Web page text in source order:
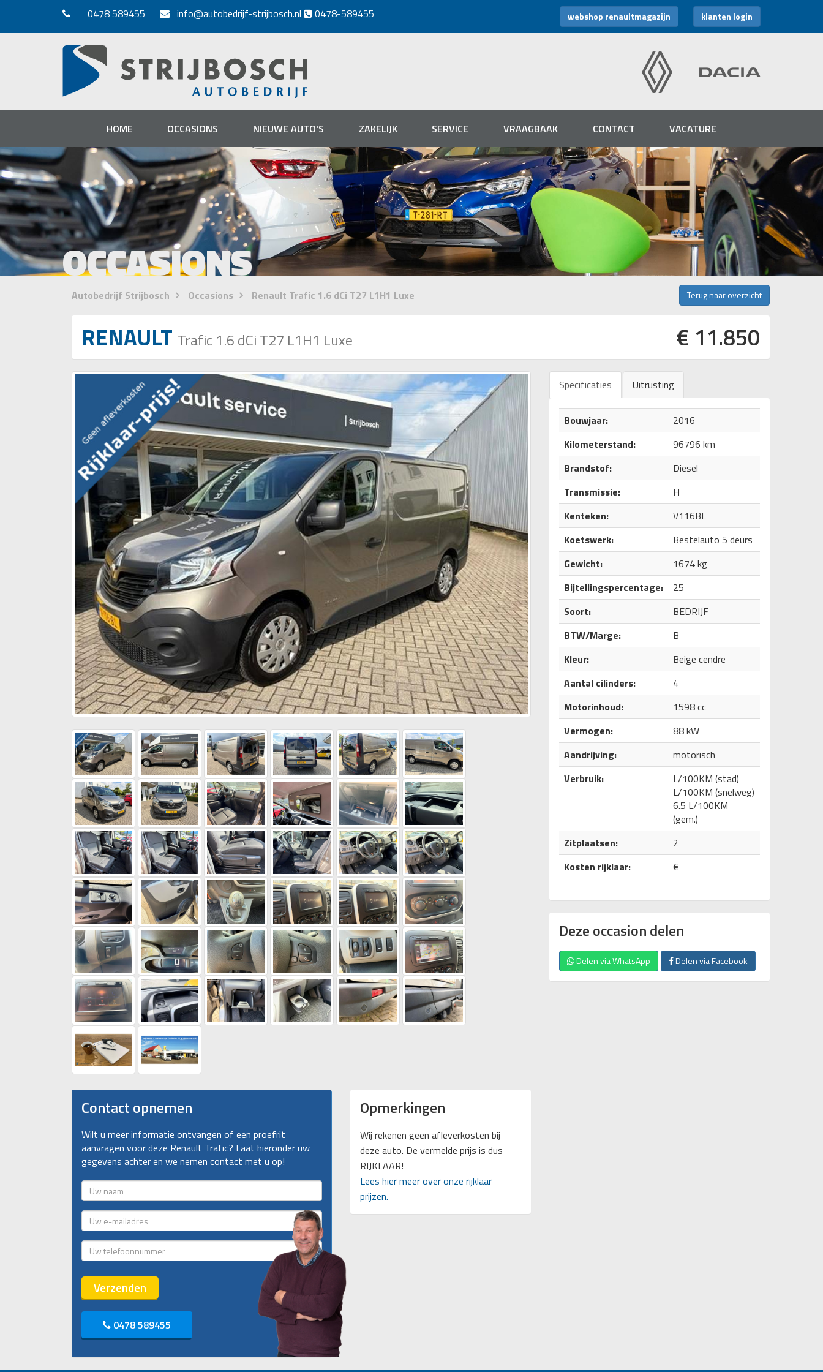
0478 589455 info@autobedrijf-strijbosch.nl  0478-589455 webshop renaultmagazijn klanten login
HOME OCCASIONS NIEUWE AUTO'S ZAKELIJK SERVICE VRAAGBAAK CONTACT VACATURE
OCCASIONS
Autobedrijf Strijbosch Occasions Renault Trafic 1.6 dCi T27 L1H1 Luxe Terug naar overzicht
RENAULT Trafic 1.6 dCi T27 L1H1 Luxe € 11.850
Contact opnemen
Wilt u meer informatie ontvangen of een proefrit
aanvragen voor deze Renault Trafic? Laat hieronder uw
gegevens achter en we nemen contact met u op!
0478 589455
Opmerkingen
Wij rekenen geen afleverkosten bij
deze auto. De vermelde prijs is dus
RIJKLAAR!
Lees hier meer over onze rijklaar
prijzen.
Specificaties Uitrusting
Bouwjaar:
2016
Kilometerstand:
96796 km
Brandstof:
Diesel
Transmissie:
H
Kenteken:
V116BL
Koetswerk:
Bestelauto 5 deurs
Gewicht:
1674 kg
Bijtellingspercentage:
25
Soort:
BEDRIJF
BTW/Marge:
B
Kleur:
Beige cendre
Aantal cilinders:
4
Motorinhoud:
1598 cc
Vermogen:
88 kW
Aandrijving:
motorisch
Verbruik:
L/100KM (stad)
L/100KM (snelweg)
6.5 L/100KM
(gem.)
Zitplaatsen:
2
Kosten rijklaar:
€
Deze occasion delen
Delen via WhatsApp Delen via Facebook